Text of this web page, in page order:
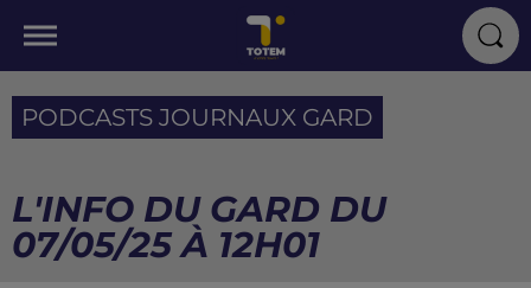
PODCASTS JOURNAUX GARD
L'INFO DU GARD DU
07/05/25 À 12H01